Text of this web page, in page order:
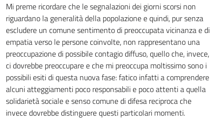
Mi preme ricordare che le segnalazioni dei giorni scorsi non
riguardano la generalità della popolazione e quindi, pur senza
escludere un comune sentimento di preoccupata vicinanza e di
empatia verso le persone coinvolte, non rappresentano una
preoccupazione di possibile contagio diffuso, quello che, invece,
ci dovrebbe preoccupare e che mi preoccupa moltissimo sono i
possibili esiti di questa nuova fase: fatico infatti a comprendere
alcuni atteggiamenti poco responsabili e poco attenti a quella
solidarietà sociale e senso comune di difesa reciproca che
invece dovrebbe distinguere questi particolari momenti.